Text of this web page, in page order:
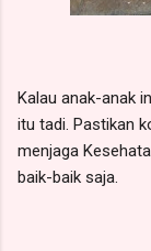
Kalau anak-anak
itu tadi. Pastikan
menjaga
baik-baik saja.